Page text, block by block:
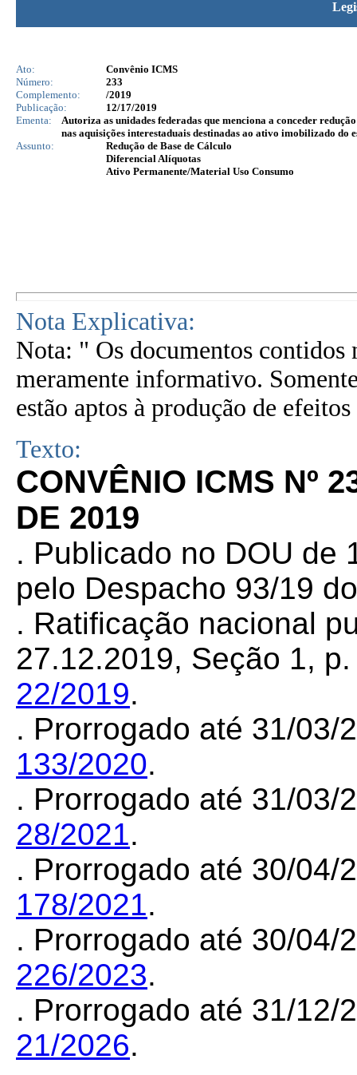
Ato:
Convênio ICMS
Número:
233
Complemento:
/2019
Publicação:
12/17/2019
Ementa:
Autoriza as unidades federadas que menciona a conceder
nas aquisições interestaduais destinadas ao ativo imobilizado do
Assunto:
Redução de Base de Cálculo
Diferencial Alíquotas
Ativo Permanente/Material Uso Consumo
Nota Explicativa:
Nota: " Os documentos contidos
meramente informativo.
estão aptos à produção de
Texto:
CONVÊNIO ICMS Nº
DE 2019
. Publicado no DOU de
pelo Despacho 93/19
. Ratificação nacional
27.12.2019, Seção 1,
22/2019.
. Prorrogado até 31/03/
133/2020.
. Prorrogado até 31/03/
28/2021.
. Prorrogado até 30/04/
178/2021.
. Prorrogado até 30/04/
226/2023.
. Prorrogado até 31/12/
21/2026.